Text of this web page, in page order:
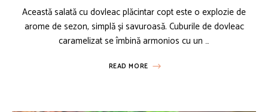
Această salată cu dovleac plăcintar copt este o explozie de
arome de sezon, simplă și savuroasă. Cuburile de dovleac
caramelizat se îmbină armonios cu un …
READ MORE